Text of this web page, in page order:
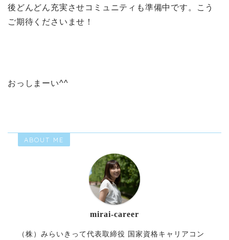
後どんどん充実させコミュニティも準備中です。こう
ご期待くださいませ！
おっしまーい^^
ABOUT ME
mirai-career
（株）みらいきって代表取締役 国家資格キャリアコン